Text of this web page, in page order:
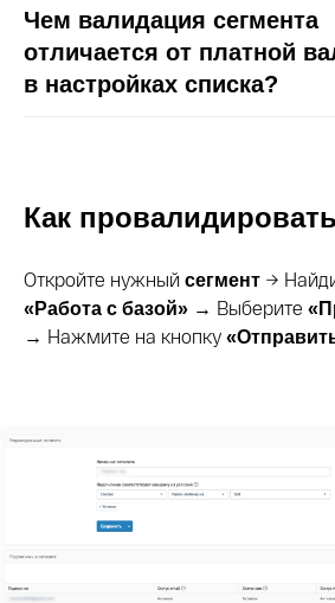
Чем валидация сегмента
отличается от платной
в настройках списка?
Как
Откройте нужный сегмент →
«Работа с базой» → Выберите
→ Нажмите на кнопку